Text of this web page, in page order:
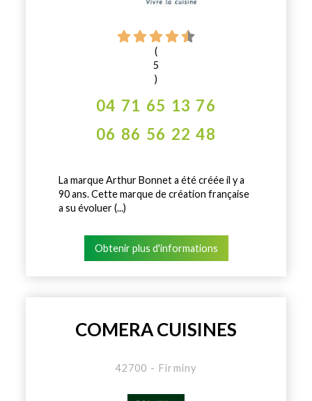
(
5
)
04 71 65 13 76
06 86 56 22 48
La marque Arthur Bonnet a été créée il y a
90 ans. Cette marque de création française
a su évoluer (...)
Obtenir plus d'informations
COMERA CUISINES
42700 - Firminy